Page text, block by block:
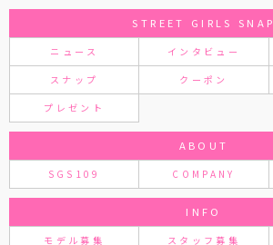
STREET GIRLS SNAP
ニュース インタビュー
スナップ クーポン
プレゼント
ABOUT
SGS109 COMPANY
INFO
モデル募集 スタッフ募集